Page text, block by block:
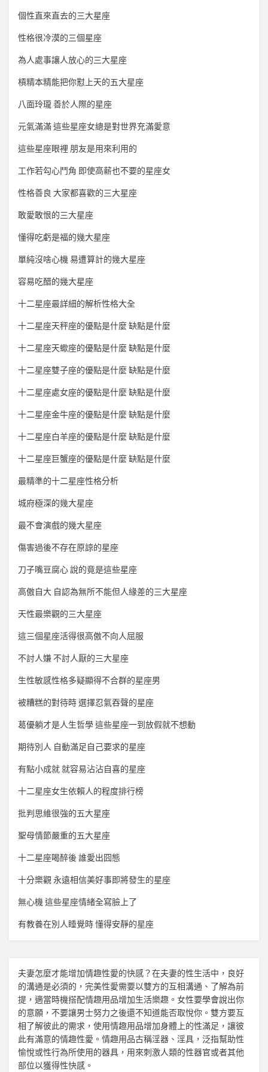
個性直來直去的三大星座
性格很冷漠的三個星座
為人處事讓人放心的三大星座
槓精本精能把你懟上天的五大星座
八面玲瓏 善於人際的星座
元氣滿滿 這些星座女總是對世界充滿愛意
這些星座眼裡 朋友是用來利用的
工作若勾心鬥角 即使高薪也不要的星座女
性格善良 大家都喜歡的三大星座
敢愛敢恨的三大星座
懂得吃虧是福的幾大星座
單純沒啥心機 易遭算計的幾大星座
容易吃醋的幾大星座
十二星座最詳細的解析性格大全
十二星座天秤座的優點是什麼 缺點是什麼
十二星座天蠍座的優點是什麼 缺點是什麼
十二星座雙子座的優點是什麼 缺點是什麼
十二星座處女座的優點是什麼 缺點是什麼
十二星座金牛座的優點是什麼 缺點是什麼
十二星座白羊座的優點是什麼 缺點是什麼
十二星座巨蟹座的優點是什麼 缺點是什麼
最精準的十二星座性格分析
城府極深的幾大星座
最不會演戲的幾大星座
傷害過後不存在原諒的星座
刀子嘴豆腐心 說的竟是這些星座
高傲自大 自認為無所不能但人緣差的三大星座
天性最樂觀的三大星座
這三個星座活得很高傲不向人屈服
不討人嫌 不討人厭的三大星座
生性敏感性格多疑顯得不合群的星座男
被糟糕的對待時 選擇忍氣吞聲的星座
葛優躺才是人生哲學 這些星座一到放假就不想動
期待別人 自動滿足自己要求的星座
有點小成就 就容易沾沾自喜的星座
十二星座女生依賴人的程度排行榜
批判思維很強的五大星座
聖母情節嚴重的五大星座
十二星座喝醉後 誰愛出囧態
十分樂觀 永遠相信美好事即將發生的星座
無心機 這些星座情緒全寫臉上了
有教養在別人睡覺時 懂得安靜的星座
夫妻怎麼才能增加情趣性愛的快感？在夫妻的性生活中，良好
的溝通是必須的，完美性愛需要以雙方的互相溝通、了解為前
提，適當時機搭配情趣用品增加生活樂趣。女性要學會說出你
的意願，不要讓男士努力之後還不知道能否取悅你。雙方要互
相了解彼此的需求，使用情趣用品增加身體上的性滿足，讓彼
此有滿意的情趣性愛。 情趣用品古稱淫器、淫具，泛指幫助性
愉悅或性行為所使用的器具，用來刺激人類的性器官或者其他
部位以獲得性快感。